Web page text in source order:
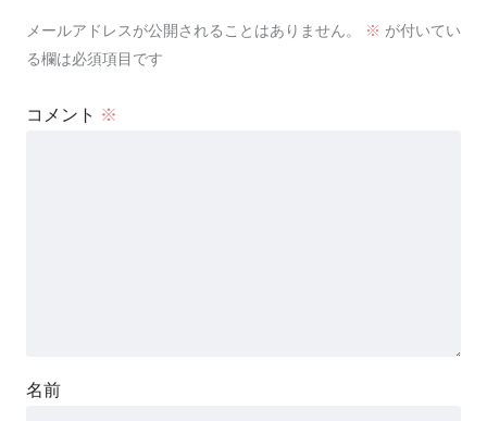
メールアドレスが公開されることはありません。 ※ が付いてい
る欄は必須項目です
コメント ※
名前